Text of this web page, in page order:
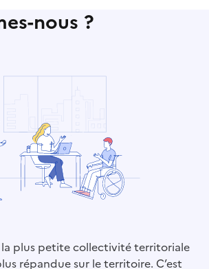
nous ?
la plus petite collectivité territoriale
répandue sur le territoire. C’est